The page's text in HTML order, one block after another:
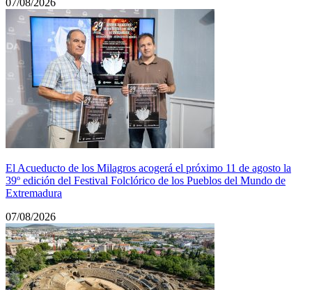
07/08/2026
El Acueducto de los Milagros acogerá el próximo 11 de agosto la
39º edición del Festival Folclórico de los Pueblos del Mundo de
Extremadura
07/08/2026